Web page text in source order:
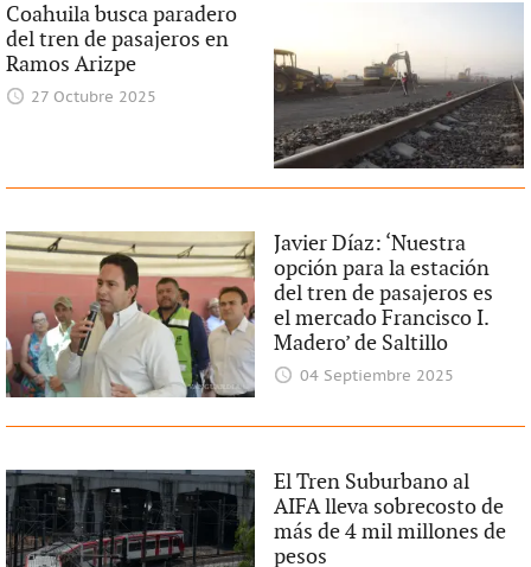
Coahuila busca paradero
del tren de pasajeros en
Ramos Arizpe
27 Octubre 2025
Javier Díaz: ‘Nuestra
opción para la estación
del tren de pasajeros es
el mercado Francisco I.
Madero’ de Saltillo
04 Septiembre 2025
El Tren Suburbano al
AIFA lleva sobrecosto de
más de 4 mil millones de
pesos